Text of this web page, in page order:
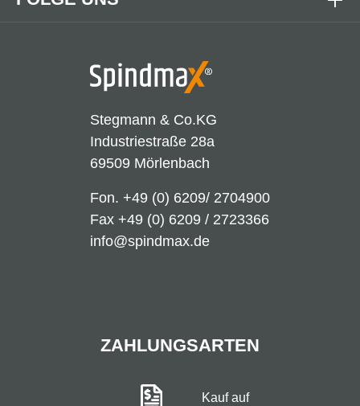
Stegmann & Co.KG
Industriestraße 28a
69509 Mörlenbach
Fon. +49 (0) 6209/ 2704900
Fax +49 (0) 6209 / 2723366
info@spindmax.de
ZAHLUNGSARTEN
Kauf auf